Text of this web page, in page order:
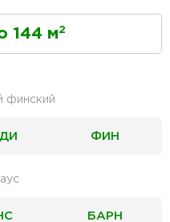
144 м2
финский
ФИН
БАРН